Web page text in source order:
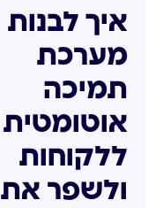
איך לבנות
מערכת
תמיכה
אוטומטית
ללקוחות
ולשפר את